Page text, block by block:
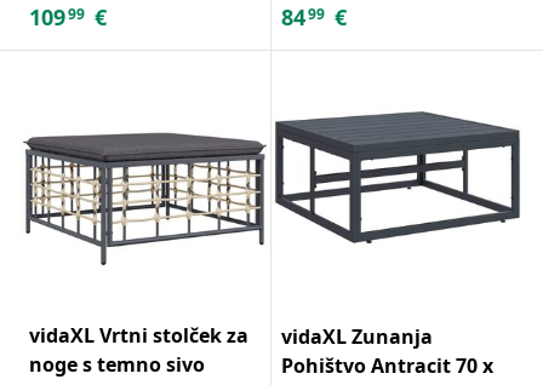
10999 € 8499 €
vidaXL Vrtni stolček za
noge s temno sivo
vidaXL Zunanja
Pohištvo Antracit 70 x